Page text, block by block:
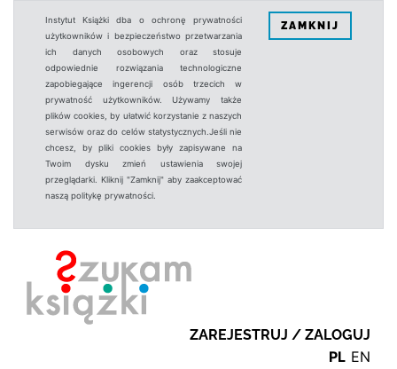
Instytut Książki dba o ochronę prywatności
użytkowników i bezpieczeństwo przetwarzania
ich danych osobowych oraz stosuje
odpowiednie rozwiązania technologiczne
zapobiegające ingerencji osób trzecich w
prywatność użytkowników. Używamy także
plików cookies, by ułatwić korzystanie z naszych
serwisów oraz do celów statystycznych.Jeśli nie
chcesz, by pliki cookies były zapisywane na
Twoim dysku zmień ustawienia swojej
przeglądarki. Kliknij "Zamknij" aby zaakceptować
naszą politykę prywatności.
ZAMKNIJ
ZAREJESTRUJ / ZALOGUJ
PL EN